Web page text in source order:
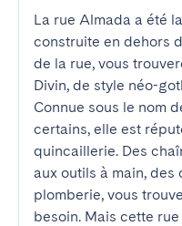
La rue Almada a été
construite en dehors
de la rue, vous
Divin, de style néo-
Connue sous le nom
certains, elle est
quincaillerie. Des
aux outils à main,
plomberie, vous
besoin. Mais cette